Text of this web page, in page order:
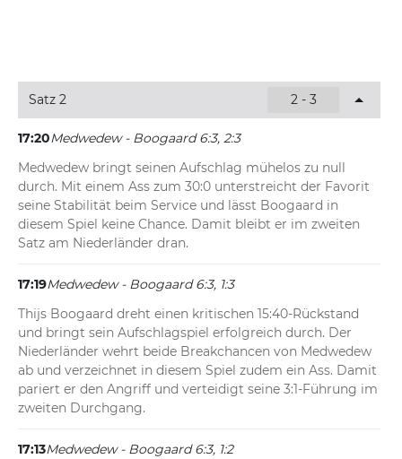
Satz 2 2 - 3
17:20Medwedew - Boogaard 6:3, 2:3
Medwedew bringt seinen Aufschlag mühelos zu null
durch. Mit einem Ass zum 30:0 unterstreicht der Favorit
seine Stabilität beim Service und lässt Boogaard in
diesem Spiel keine Chance. Damit bleibt er im zweiten
Satz am Niederländer dran.
17:19Medwedew - Boogaard 6:3, 1:3
Thijs Boogaard dreht einen kritischen 15:40-Rückstand
und bringt sein Aufschlagspiel erfolgreich durch. Der
Niederländer wehrt beide Breakchancen von Medwedew
ab und verzeichnet in diesem Spiel zudem ein Ass. Damit
pariert er den Angriff und verteidigt seine 3:1-Führung im
zweiten Durchgang.
17:13Medwedew - Boogaard 6:3, 1:2